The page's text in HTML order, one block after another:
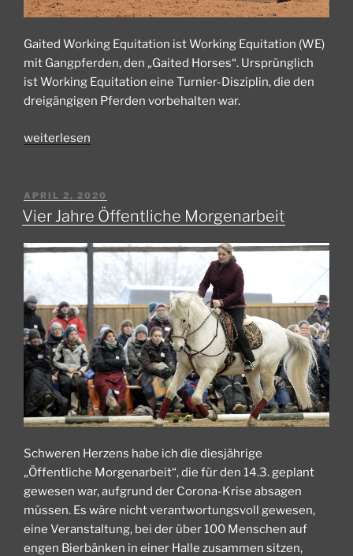
Gaited Working Equitation ist Working Equitation (WE)
mit Gangpferden, den „Gaited Horses“. Ursprünglich
ist Working Equitation eine Turnier-Disziplin, die den
dreigängigen Pferden vorbehalten war.
„Was
„Gaited
Working
weiterlesen
VERÖFFENTLICHT
AM
APRIL 2, 2020
Vier Jahre Öffentliche Morgenarbeit
Schweren Herzens habe ich die diesjährige
„Öffentliche Morgenarbeit“, die für den 14.3. geplant
gewesen war, aufgrund der Corona-Krise absagen
müssen. Es wäre nicht verantwortungsvoll gewesen,
eine Veranstaltung, bei der über 100 Menschen auf
engen Bierbänken in einer Halle zusammen sitzen,